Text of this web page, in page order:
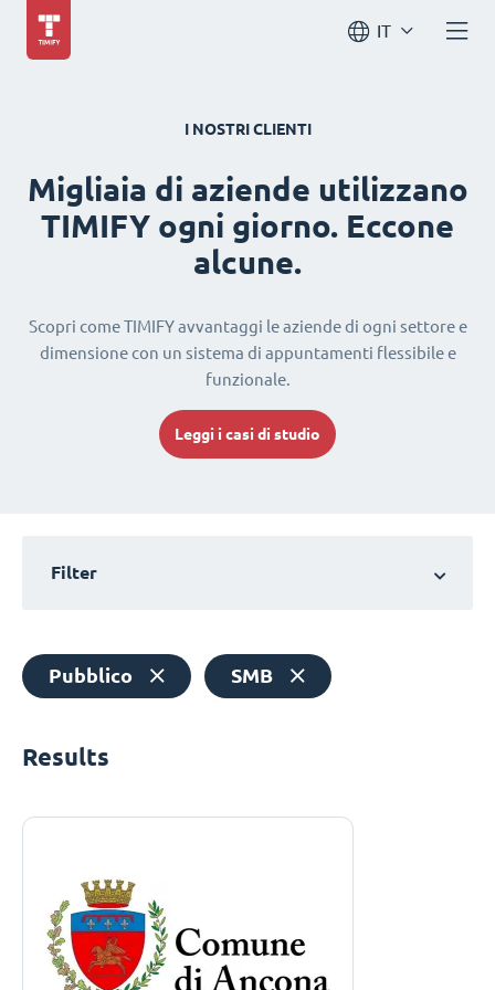
IT
I NOSTRI CLIENTI
Migliaia di aziende utilizzano
TIMIFY ogni giorno. Eccone
alcune.
Scopri come TIMIFY avvantaggi le aziende di ogni settore e
dimensione con un sistema di appuntamenti flessibile e
funzionale.
Leggi i casi di studio
Filter
Pubblico SMB
Results